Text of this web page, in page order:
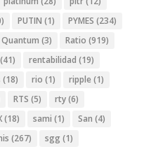
PUTIN (1) PYMES (234)
Quantum (3) Ratio (919)
(41) rentabilidad (19)
(18) rio (1) ripple (1)
RTS (5) rty(6)
(18) sami (1) San (4)
(267) sgg (1)